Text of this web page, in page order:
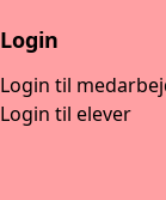
Login
Login til
Login til elever